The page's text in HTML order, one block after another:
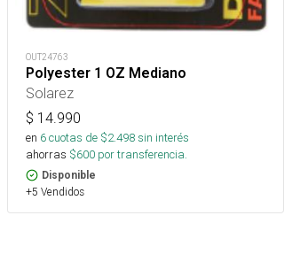
OUT24763
Polyester 1 OZ Mediano
Solarez
$ 14.990
en 6cuotas de $2.498sin interés
ahorras $600 por transferencia.
Disponible
+5 Vendidos